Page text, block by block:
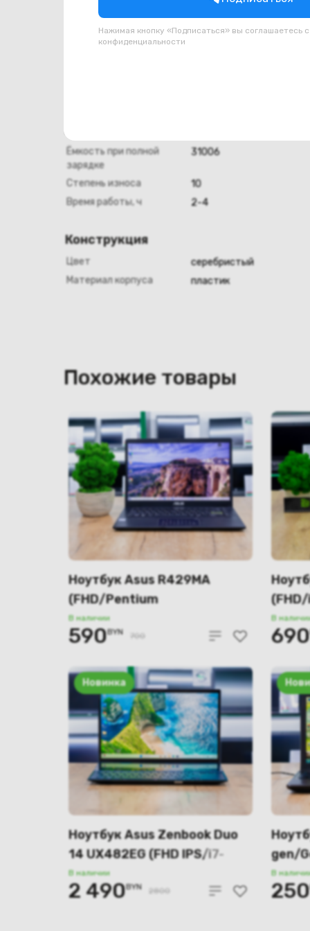
Нажимая кнопку «Подписаться» вы соглашаетесь
конфиденциальности
Всего usb type c
Ёмкость при полной
зарядке
31006
Степень износа
10
Время работы, ч
2-4
Конструкция
Цвет
серебристый
Материал корпуса
пластик
Похожие товары
Ноутбук Asus R429MA
(FHD/Pentium
N5030/4GB/SSD 128GB)
В наличии
590BYN 700
В
690
Новинка
Ноутбук Asus Zenbook Duo
14 UX482EG (FHD IPS/i7-
11gen/16GB/SSD 512GB)
В наличии
2 490BYN 2800
gen/
1GB/
В
250